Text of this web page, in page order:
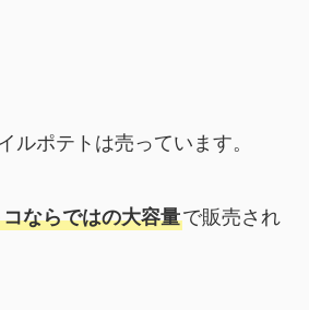
ルポテトは売っています。
ならではの大容量で販売され